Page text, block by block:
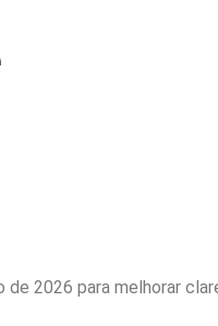
2026 para melhorar